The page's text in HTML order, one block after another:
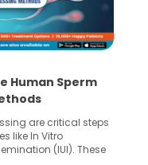
Human Sperm
are critical steps
like In Vitro
(IUI). These